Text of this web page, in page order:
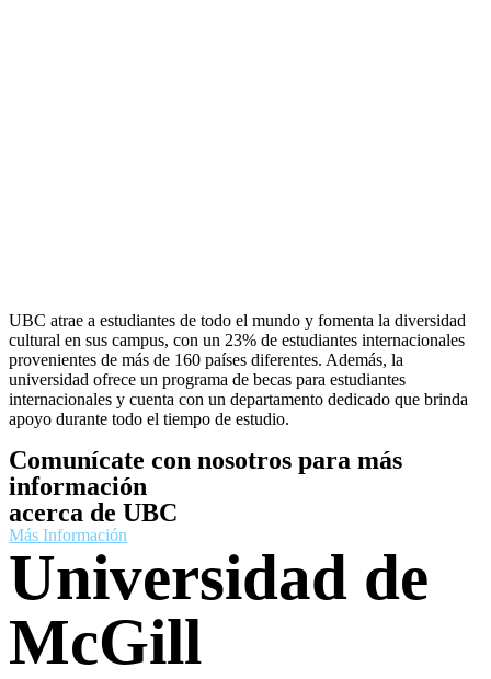
UBC atrae a estudiantes de todo el mundo y fomenta la diversidad
cultural en sus campus, con un 23% de estudiantes internacionales
provenientes de más de 160 países diferentes. Además, la
universidad ofrece un programa de becas para estudiantes
internacionales y cuenta con un departamento dedicado que brinda
apoyo durante todo el tiempo de estudio.
Comunícate con nosotros para más
información
acerca de UBC
Más Información
Universidad de
McGill